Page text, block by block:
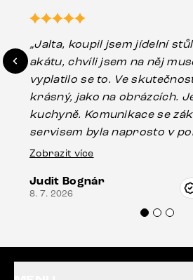
„Jalta, koupil jsem jídelní
akátu, chvíli jsem na něj
vyplatilo se to. Ve
krásný, jako na obrázcích. Je ozdobou naší
kuchyně. Komunikace se
servisem byla naprosto v
drobné poškození u nohy
Vincze mi velmi korektně
Doporučuji produkty Delife
Zobrazit více
Judit Bognár
8. 7. 2026